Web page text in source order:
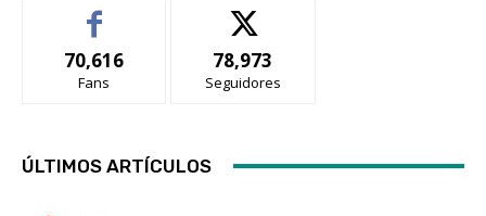
70,616
Fans
78,973
Seguidores
ÚLTIMOS ARTÍCULOS